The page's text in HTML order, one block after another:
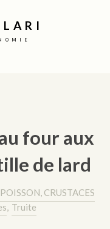
four aux
de lard
POISSON, CRUSTACES
, Truite